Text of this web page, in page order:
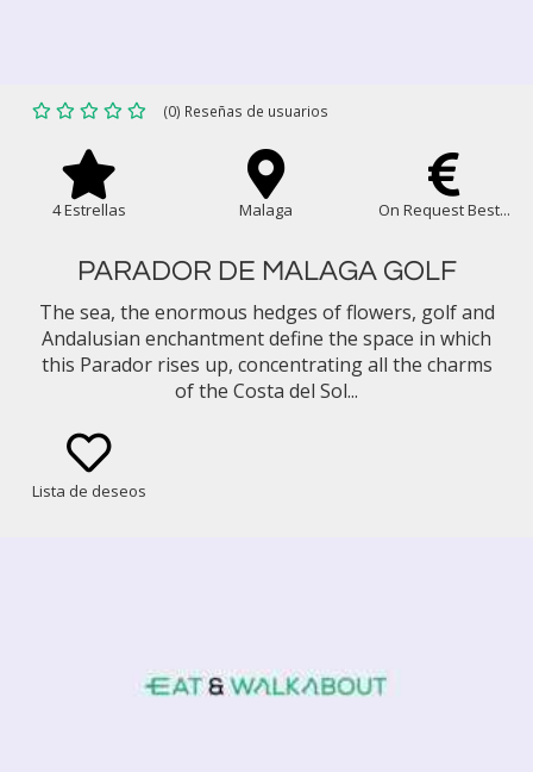
(0) Reseñas de usuarios
4 Estrellas Malaga On Request Best...
PARADOR DE MALAGA GOLF
The sea, the enormous hedges of flowers, golf and
Andalusian enchantment define the space in which
this Parador rises up, concentrating all the charms
of the Costa del Sol...
Lista de deseos